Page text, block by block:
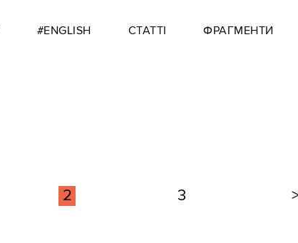
#ENGLISH СТАТТІ ФРАГМЕНТИ
2 3